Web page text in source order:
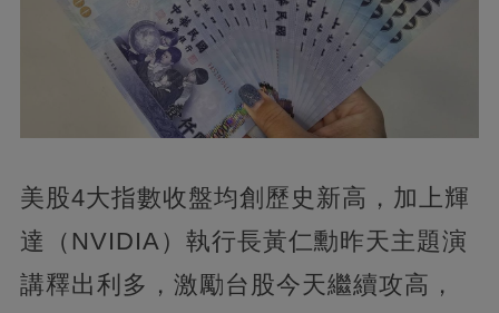
美股4大指數收盤均創歷史新高，加上輝
達（NVIDIA）執行長黃仁勳昨天主題演
講釋出利多，激勵台股今天繼續攻高，